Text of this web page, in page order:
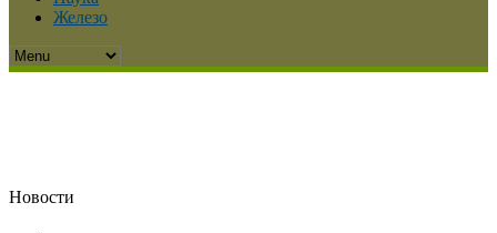
Железо
Новости